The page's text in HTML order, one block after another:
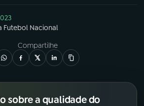
Futebol Nacional
Compartilhe
sobre a qualidade do